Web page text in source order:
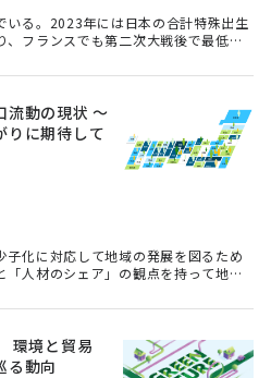
いる。2023年には日本の合計特殊出生
フランスでも第二次大戦後で最低に
ンガリーだ。同国の家族政策を10年以
責任監査法人トーマツが招き、世界
て日本の未来を議論した。
流動の現状 ～
りに期待して
子化に対応して地域の発展を図るため
人材のシェア」の観点を持って地域
環境と貿易
る動向